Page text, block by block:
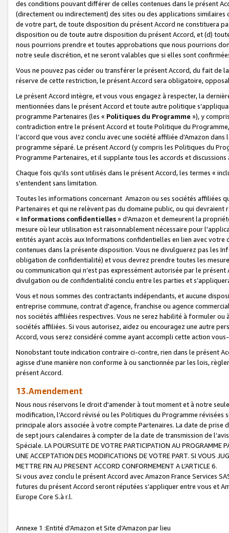
des conditions pouvant différer de celles contenues dans le présent
(directement ou indirectement) des sites ou des applications
de votre part, de toute disposition du présent Accord ne constituera
disposition ou de toute autre disposition du présent Accord, et (d)
nous pourrions prendre et toutes approbations que nous pourrions
notre seule discrétion, et ne seront valables que si elles sont
Vous ne pouvez pas céder ou transférer le présent Accord, du fait de
réserve de cette restriction, le présent Accord sera obligatoire,
Le présent Accord intègre, et vous vous engagez à respecter, la
mentionnées dans le présent Accord et toute autre politique
programme Partenaires (les « Politiques du Programme »), y
contradiction entre le présent Accord et toute Politique du
l’accord que vous avez conclu avec une société affiliée d’Amazon
programme séparé. Le présent Accord (y compris les Politiques du
Programme Partenaires, et il supplante tous les accords et discussions
Chaque fois qu’ils sont utilisés dans le présent Accord, les termes «
s'entendent sans limitation.
Toutes les informations concernant Amazon ou ses sociétés affiliées
Partenaires et qui ne relèvent pas du domaine public, ou qui
« Informations confidentielles» d’Amazon et demeurent la
mesure où leur utilisation est raisonnablement nécessaire pour
entités ayant accès aux Informations confidentielles en lien avec
contenues dans la présente disposition. Vous ne divulguerez pas les
obligation de confidentialité) et vous devrez prendre toutes les
ou communication qui n’est pas expressément autorisée par le
divulgation ou de confidentialité conclu entre les parties et
Vous et nous sommes des contractants indépendants, et aucune
entreprise commune, contrat d'agence, franchise ou agence
nos sociétés affiliées respectives. Vous ne serez habilité à formuler
sociétés affiliées. Si vous autorisez, aidez ou encouragez une autre
Accord, vous serez considéré comme ayant accompli cette action
Nonobstant toute indication contraire ci-contre, rien dans le présent
agisse d’une manière non conforme à ou sanctionnée par les lois,
présent Accord.
13.Amendement
Nous nous réservons le droit d'amender à tout moment et à notre
modification, l’Accord révisé ou les Politiques du Programme
principale alors associée à votre compte Partenaires. La date de
de sept jours calendaires à compter de la date de transmission de
Spéciale. LA POURSUITE DE VOTRE PARTICIPATION AU PROGRAMME
UNE ACCEPTATION DES MODIFICATIONS DE VOTRE PART. SI VOUS
METTRE FIN AU PRESENT ACCORD CONFORMEMENT A L’ARTICLE 6.
Si vous avez conclu le présent Accord avec Amazon France Services
futures du présent Accord seront réputées s’appliquer entre vous et
Europe Core S.à r.l.
Annexe 1 :Entité d’Amazon et Site d’Amazon par lieu